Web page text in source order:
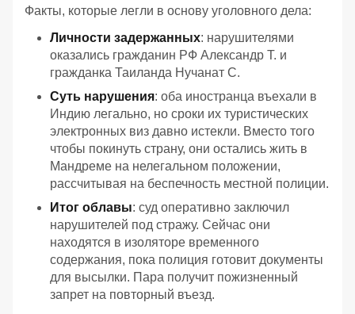
Факты, которые легли в основу уголовного дела:
Личности задержанных: нарушителями
оказались гражданин РФ Александр Т. и
гражданка Таиланда Нучанат С.
Суть нарушения: оба иностранца въехали в
Индию легально, но сроки их туристических
электронных виз давно истекли. Вместо того
чтобы покинуть страну, они остались жить в
Мандреме на нелегальном положении,
рассчитывая на беспечность местной полиции.
Итог облавы: суд оперативно заключил
нарушителей под стражу. Сейчас они
находятся в изоляторе временного
содержания, пока полиция готовит документы
для высылки. Пара получит пожизненный
запрет на повторный въезд.